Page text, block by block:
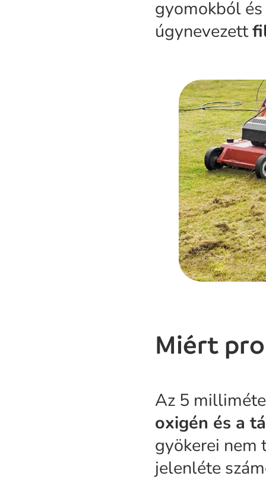
gyomokból
úgynevezett
Miért
Az 5
oxigén és a
gyökerei nem
jelenléte